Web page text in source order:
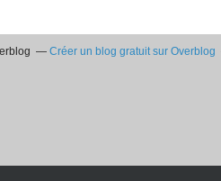
Créer un blog gratuit sur Overblog